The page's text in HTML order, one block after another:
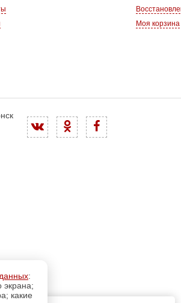
Моя корзина
:
экрана;
какие